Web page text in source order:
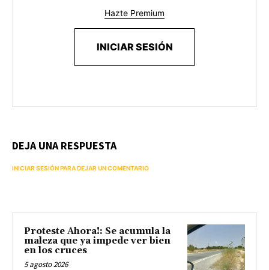
Hazte Premium
INICIAR SESIÓN
DEJA UNA RESPUESTA
INICIAR SESIÓN PARA DEJAR UN COMENTARIO
Proteste Ahora!: Se acumula la
maleza que ya impede ver bien
en los cruces
5 agosto 2026